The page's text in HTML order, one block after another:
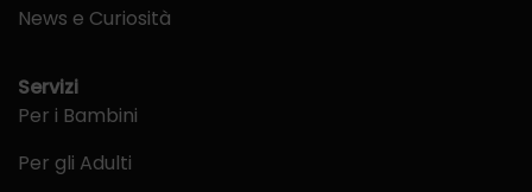
News e Curiosità
Servizi
Per i Bambini
Per gli Adulti